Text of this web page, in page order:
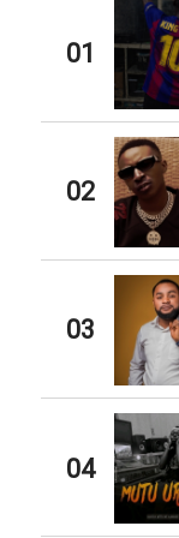
01
02
03
04